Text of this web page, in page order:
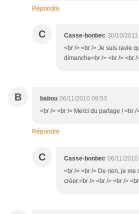
Répondre
C Casse-bonbec 30/10/
<br /> <br /> Je suis ravie
dimanche<br /> <br /> <br /
B babou 06/11/2010 08:53
<br /> <br /> Merci du partage ! <br /
Répondre
C Casse-bonbec 06/11/
<br /> <br /> De rien, je me
créer.<br /> <br /> <br />